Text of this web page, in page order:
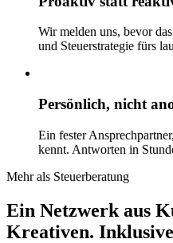
Wir melden uns, bevor
und Steuerstrategie fürs
Persönlich, nicht
Ein fester
kennt. Antworten in
Mehr als Steuerberatung
Ein Netzwerk aus
Kreativen.